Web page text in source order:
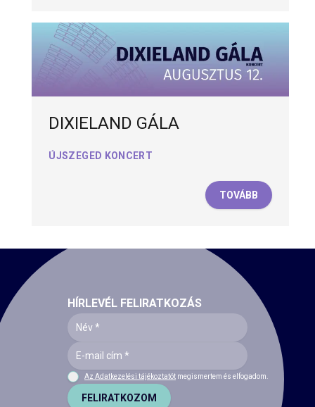
DIXIELAND GÁLA
ÚJSZEGED KONCERT
TOVÁBB
HÍRLEVÉL FELIRATKOZÁS
Az Adatkezelési tájékoztatót megismertem és elfogadom.
FELIRATKOZOM